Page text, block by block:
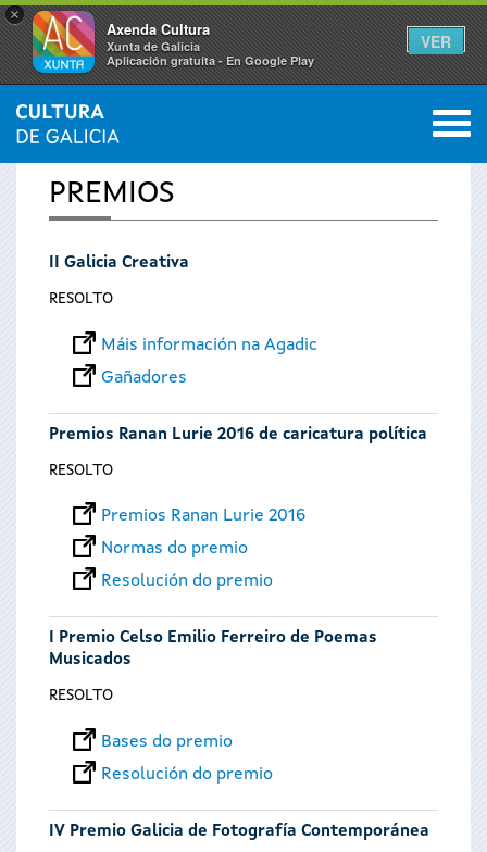
×
Axenda Cultura
Xunta de Galicia
Aplicación gratuíta - En Google Play
VER
Vostede
está
aquí
INICIO 0
PREMIOS
II Galicia Creativa
RESOLTO
Máis información na Agadic
Gañadores
Premios Ranan Lurie 2016 de caricatura política
RESOLTO
Premios Ranan Lurie 2016
Normas do premio
Resolución do premio
I Premio Celso Emilio Ferreiro de Poemas
Musicados
RESOLTO
Bases do premio
Resolución do premio
IV Premio Galicia de Fotografía Contemporánea